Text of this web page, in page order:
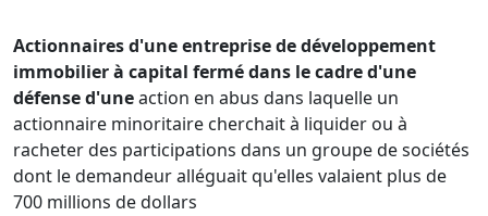
tant que membre de l’équipe de Bennett Jones
collaborant avec Innocence Canada.
Actionnaires d'une entreprise de développement
immobilier à capital fermé dans le cadre d'une
défense d'uneaction en abus dans laquelle un
actionnaire minoritaire cherchait à liquider ou à
racheter des participations dans un groupe de sociétés
dont le demandeur alléguait qu'elles valaient plus de
700 millions de dollars